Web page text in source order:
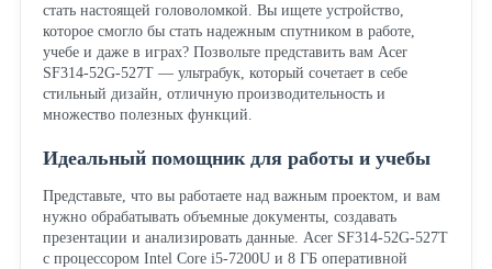
стать настоящей головоломкой. Вы ищете устройство,
которое смогло бы стать надежным спутником в работе,
учебе и даже в играх? Позвольте представить вам Acer
SF314-52G-527T — ультрабук, который сочетает в себе
стильный дизайн, отличную производительность и
множество полезных функций.
Идеальный помощник для работы и учебы
Представьте, что вы работаете над важным проектом, и вам
нужно обрабатывать объемные документы, создавать
презентации и анализировать данные. Acer SF314-52G-527T
с процессором Intel Core i5-7200U и 8 ГБ оперативной